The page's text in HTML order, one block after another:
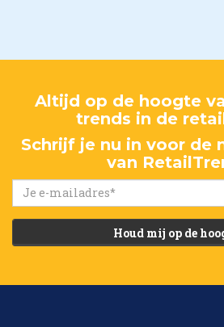
Altijd op de hoogte
trends in de
Schrijf je nu in voor de
van
Houd mij op de